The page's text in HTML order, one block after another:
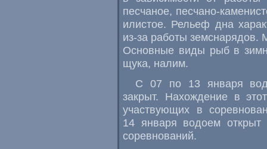
песчаное, песчано-
илистое. Рельеф дна
из-за работы земснарядов.
Основные виды рыб в
щука, налим.
С 07 по 13 января
закрыт. Нахождение в
участвующих в
14 января водоем открыт
соревнований.